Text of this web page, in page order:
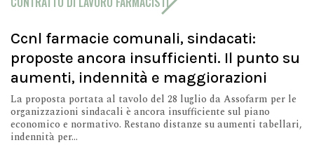
Ccnl farmacie comunali, sindacati:
proposte ancora insufficienti. Il punto su
aumenti, indennità e maggiorazioni
La proposta portata al tavolo del 28 luglio da Assofarm per le
organizzazioni sindacali è ancora insufficiente sul piano
economico e normativo. Restano distanze su aumenti tabellari,
indennità per...